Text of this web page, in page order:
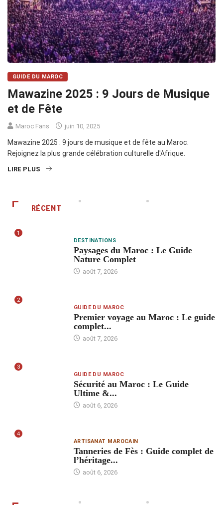
GUIDE DU MAROC
Mawazine 2025 : 9 Jours de Musique
et de Fête
Maroc Fans juin 10, 2025
Mawazine 2025 : 9 jours de musique et de fête au Maroc.
Rejoignez la plus grande célébration culturelle d'Afrique.
LIRE PLUS
RÉCENT
1
DESTINATIONS
Paysages du Maroc : Le Guide
Nature Complet
août 7, 2026
2
GUIDE DU MAROC
Premier voyage au Maroc : Le guide
complet...
août 7, 2026
3
GUIDE DU MAROC
Sécurité au Maroc : Le Guide
Ultime &...
août 6, 2026
4
ARTISANAT MAROCAIN
Tanneries de Fès : Guide complet de
l’héritage...
août 6, 2026